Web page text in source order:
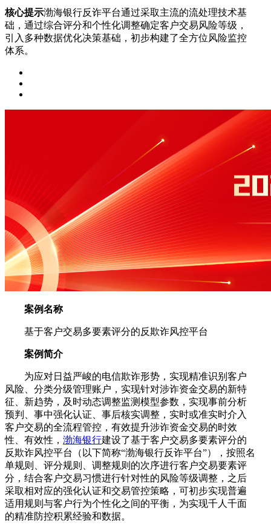
核心提示渤海银行反诈平台通过采取主流的流处理技术基
础，通过综合评分和个性化调整确定客户交易风险等级，
引入多种数据优化决策基础，初步构建了全方位风险监控
体系。
案例名称
基于客户交易多要素评分的反欺诈风控平台
案例简介
为应对日益严峻的电信欺诈形势，实现精准识别客户
风险、分类分级管理账户，实现针对涉诈资金交易的新特
征、新趋势，及时动态调整监测模型参数，实现事前分析
预判、事中强化认证、事后核实调整，实时或准实时介入
客户交易的全流程管控，有效提升涉诈资金交易的时效
性、有效性， 渤海银行建设了基于客户交易多要素评分的
反欺诈风控平台（以下简称“渤海银行反诈平台”），按照名
单规则、评分规则、调整规则的次序进行客户交易要素评
分，结合客户交易习惯进行针对性的风险等级调整，之后
采取相对应的强化认证和交易管控策略，可初步实现普遍
适用规则与客户行为个性化之间的平衡，为实现千人千面
的精准防控积累经验和数据。